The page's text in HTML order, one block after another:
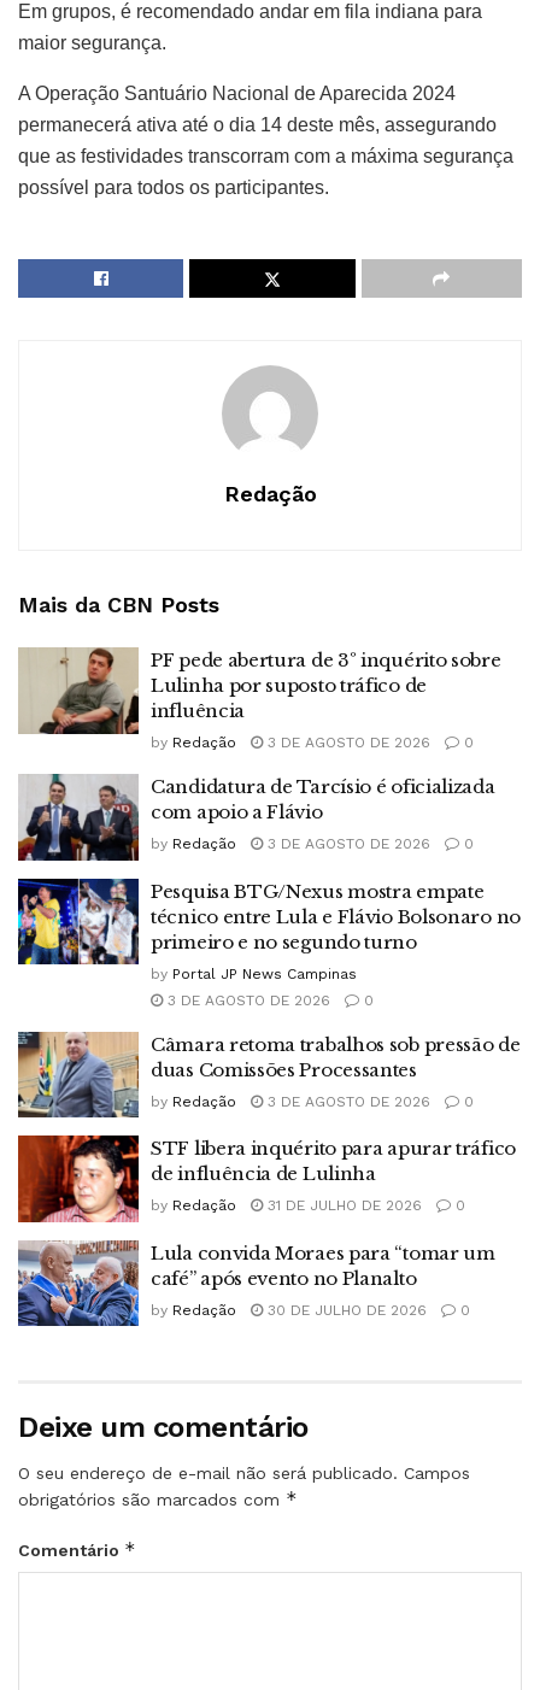
Em grupos, é recomendado andar em fila indiana para
maior segurança.
A Operação Santuário Nacional de Aparecida 2024
permanecerá ativa até o dia 14 deste mês, assegurando
que as festividades transcorram com a máxima segurança
possível para todos os participantes.
Redação
Mais da CBN Posts
PF pede abertura de 3º inquérito sobre
Lulinha por suposto tráfico de
influência
by Redação 3 DE AGOSTO DE 2026 0
Candidatura de Tarcísio é oficializada
com apoio a Flávio
by Redação 3 DE AGOSTO DE 2026 0
Pesquisa BTG/Nexus mostra empate
técnico entre Lula e Flávio Bolsonaro no
primeiro e no segundo turno
by Portal JP News Campinas
3 DE AGOSTO DE 2026
0
Câmara retoma trabalhos sob pressão de
duas Comissões Processantes
by Redação 3 DE AGOSTO DE 2026 0
STF libera inquérito para apurar tráfico
de influência de Lulinha
by Redação 31 DE JULHO DE 2026 0
Lula convida Moraes para “tomar um
café” após evento no Planalto
by Redação 30 DE JULHO DE 2026 0
Deixe um comentário
O seu endereço de e-mail não será publicado. Campos
obrigatórios são marcados com *
Comentário *